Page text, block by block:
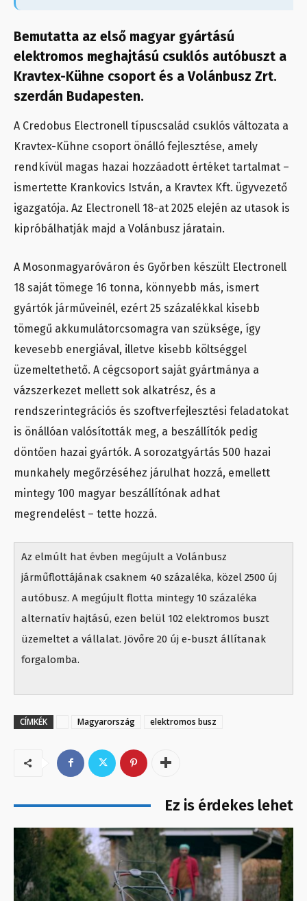
Bemutatta az első magyar gyártású
elektromos meghajtású csuklós autóbuszt a
Kravtex-Kühne csoport és a Volánbusz Zrt.
szerdán Budapesten.
A Credobus Electronell típuscsalád csuklós változata a
Kravtex-Kühne csoport önálló fejlesztése, amely
rendkívül magas hazai hozzáadott értéket tartalmat –
ismertette Krankovics István, a Kravtex Kft. ügyvezető
igazgatója. Az Electronell 18-at 2025 elején az utasok is
kipróbálhatják majd a Volánbusz járatain.
A Mosonmagyaróváron és Győrben készült Electronell
18 saját tömege 16 tonna, könnyebb más, ismert
gyártók járműveinél, ezért 25 százalékkal kisebb
tömegű akkumulátorcsomagra van szüksége, így
kevesebb energiával, illetve kisebb költséggel
üzemeltethető. A cégcsoport saját gyártmánya a
vázszerkezet mellett sok alkatrész, és a
rendszerintegrációs és szoftverfejlesztési feladatokat
is önállóan valósították meg, a beszállítók pedig
döntően hazai gyártók. A sorozatgyártás 500 hazai
munkahely megőrzéséhez járulhat hozzá, emellett
mintegy 100 magyar beszállítónak adhat
megrendelést – tette hozzá.
Az elmúlt hat évben megújult a Volánbusz
járműflottájának csaknem 40 százaléka, közel 2500 új
autóbusz. A megújult flotta mintegy 10 százaléka
alternatív hajtású, ezen belül 102 elektromos buszt
üzemeltet a vállalat. Jövőre 20 új e-buszt állítanak
forgalomba.
CÍMKÉK Magyarország elektromos busz
Ez is érdekes lehet